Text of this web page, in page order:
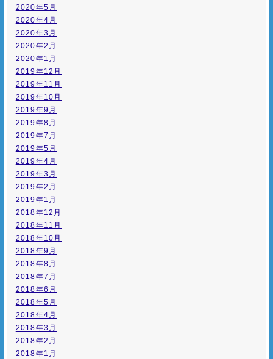
2020年5月
2020年4月
2020年3月
2020年2月
2020年1月
2019年12月
2019年11月
2019年10月
2019年9月
2019年8月
2019年7月
2019年5月
2019年4月
2019年3月
2019年2月
2019年1月
2018年12月
2018年11月
2018年10月
2018年9月
2018年8月
2018年7月
2018年6月
2018年5月
2018年4月
2018年3月
2018年2月
2018年1月